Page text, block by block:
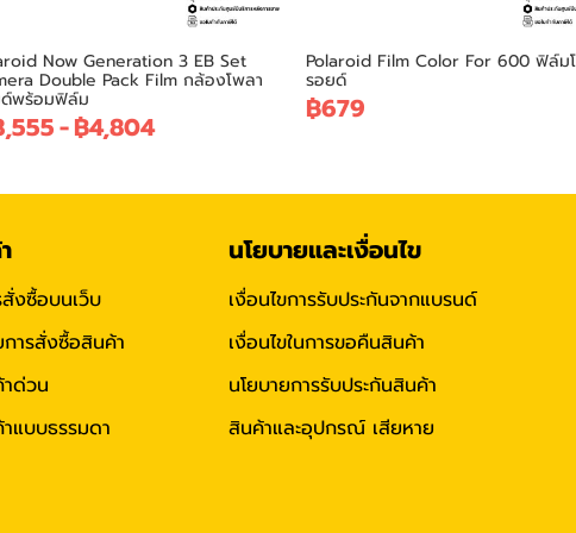
Now Generation 3 EB Set
Double Pack Film กล้องโพลา
พร้อมฟิล์ม
-฿4,804
Polaroid Film Color For 600 ฟิล์ม
รอยด์
฿679
งซื้อบนเว็บ
การสั่งซื้อสินค้า
ด่วน
แบบธรรมดา
นโยบายและเงื่อนไข
เงื่อนไขการรับประกันจากแบรนด์
เงื่อนไขในการขอคืนสินค้า
นโยบายการรับประกันสินค้า
สินค้าและอุปกรณ์ เสียหาย